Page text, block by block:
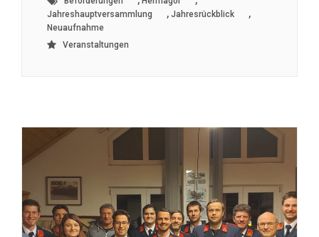
Jahreshauptversammlung , Jahresrückblick ,
Neuaufnahme
Veranstaltungen